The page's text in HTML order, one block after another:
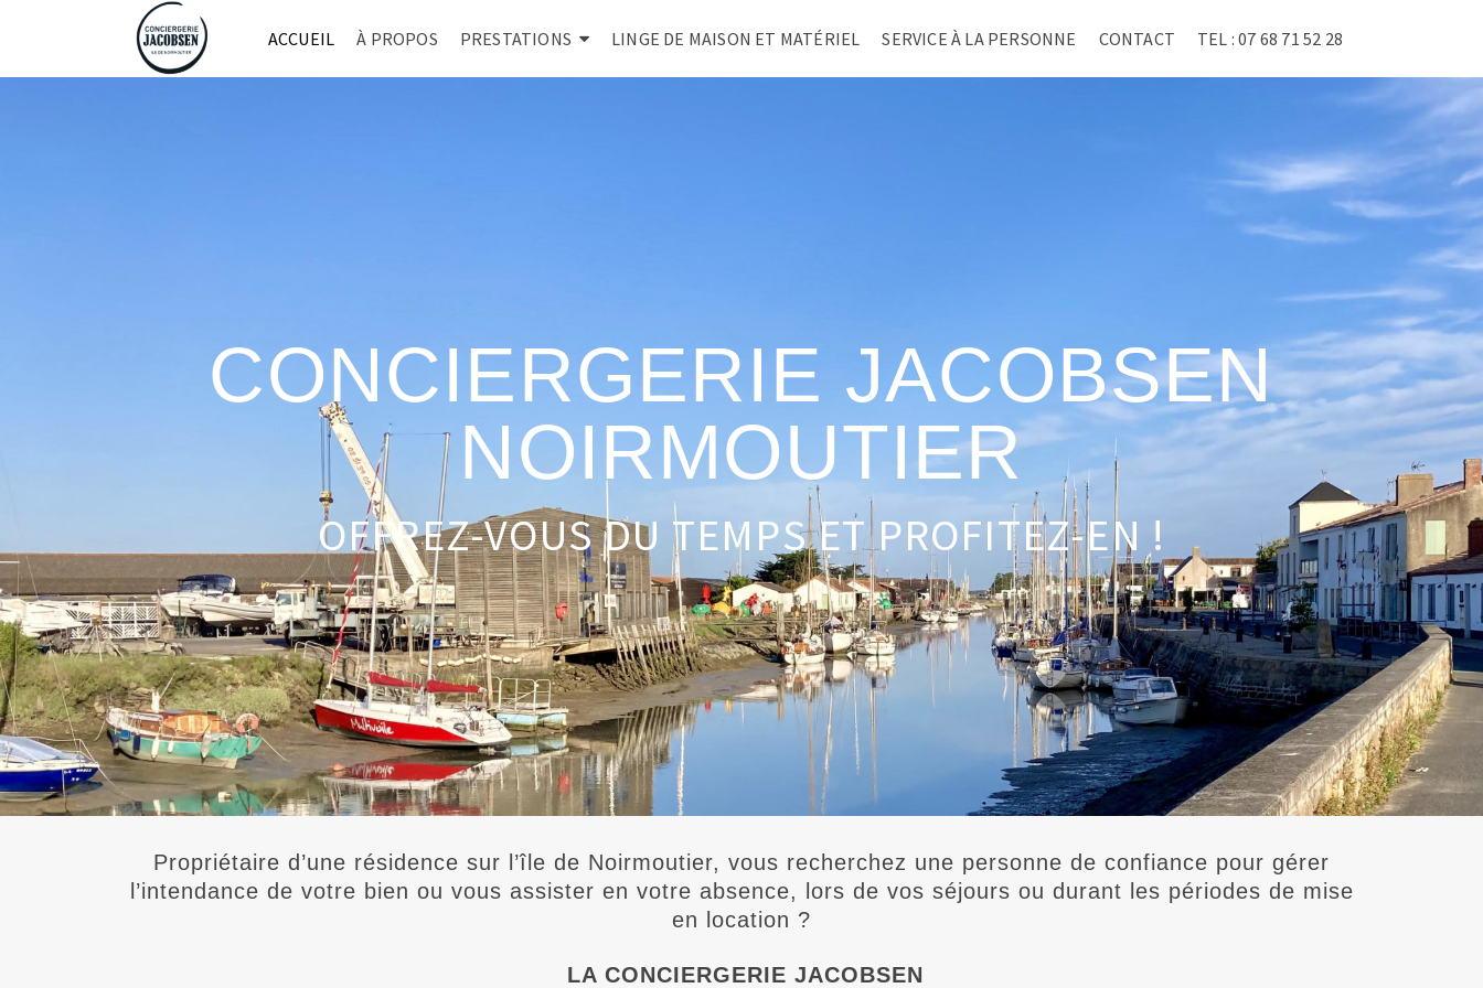
ACCUEIL À PROPOS PRESTATIONS LINGE DE MAISON ET MATÉRIEL SERVICE À LA PERSONNE CONTACT TEL : 07 68 71 52 28
CONCIERGERIE JACOBSEN
NOIRMOUTIER
OFFREZ-VOUS DU TEMPS ET PROFITEZ-EN !
Propriétaire d’une résidence sur l’île de Noirmoutier, vous recherchez une personne de confiance pour gérer
l’intendance de votre bien ou vous assister en votre absence, lors de vos séjours ou durant les périodes de mise
en location ?
LA CONCIERGERIE JACOBSEN